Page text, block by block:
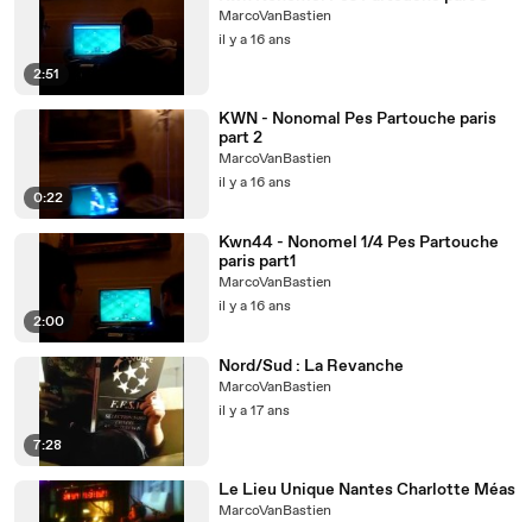
2:51
MarcoVanBastien
il y a 16 ans
0:22
KWN - Nonomal Pes Partouche paris
part 2
MarcoVanBastien
il y a 16 ans
2:00
Kwn44 - Nonomel 1/4 Pes Partouche
paris part1
MarcoVanBastien
il y a 16 ans
7:28
Nord/Sud : La Revanche
MarcoVanBastien
il y a 17 ans
Le Lieu Unique Nantes Charlotte Méas
MarcoVanBastien